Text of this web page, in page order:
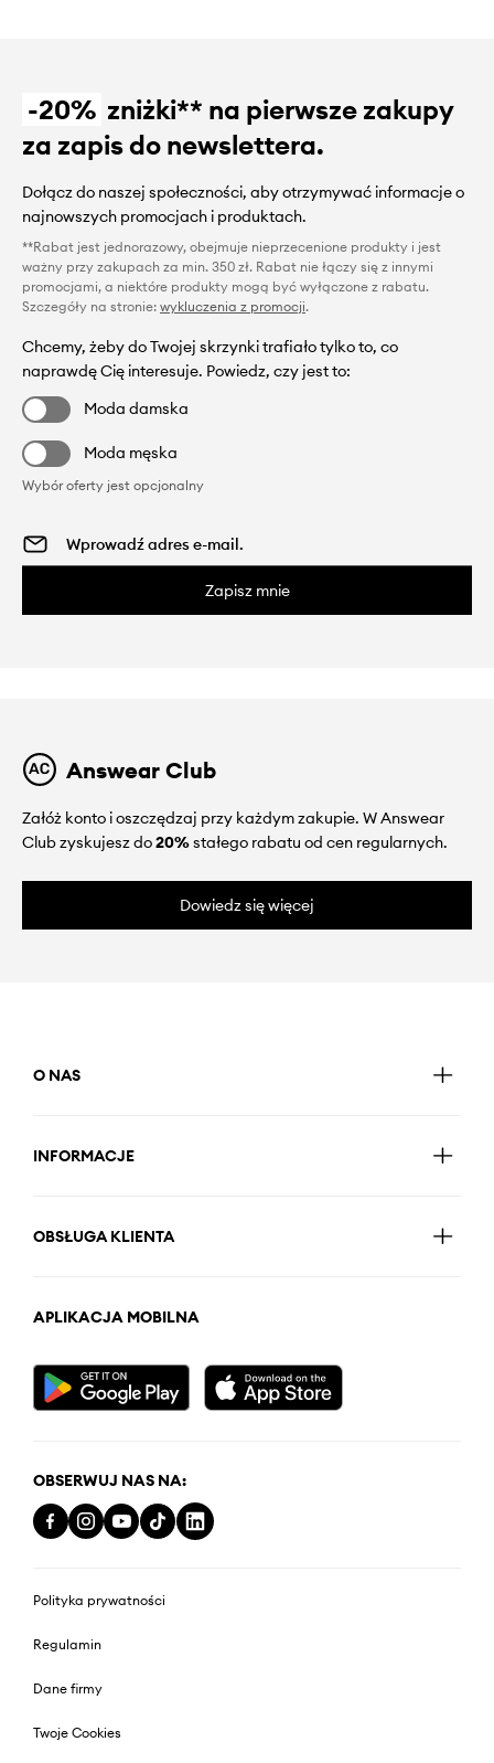
-20% zniżki** na pierwsze zakupy
za zapis do newslettera.
Dołącz do naszej społeczności, aby otrzymywać informacje o
najnowszych promocjach i produktach.
**Rabat jest jednorazowy, obejmuje nieprzecenione produkty i jest
ważny przy zakupach za min. 350 zł. Rabat nie łączy się z innymi
promocjami, a niektóre produkty mogą być wyłączone z rabatu.
Szczegóły na stronie: wykluczenia z promocji.
Chcemy, żeby do Twojej skrzynki trafiało tylko to, co
naprawdę Cię interesuje. Powiedz, czy jest to:
Moda damska
Moda męska
Wybór oferty jest opcjonalny
Zapisz mnie
Answear Club
Załóż konto i oszczędzaj przy każdym zakupie. W Answear
Club zyskujesz do20%stałego rabatu od cen regularnych.
Dowiedz się więcej
O NAS
INFORMACJE
OBSŁUGA KLIENTA
APLIKACJA MOBILNA
OBSERWUJ NAS NA:
Polityka prywatności
Regulamin
Dane firmy
Twoje Cookies